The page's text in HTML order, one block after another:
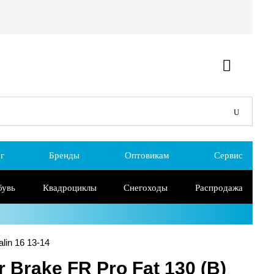
Бренды Оптовикам Сервис
Квадроциклы Снегоходы Распродажа
16 13-14
Brake FR Pro Fat 130 (B)